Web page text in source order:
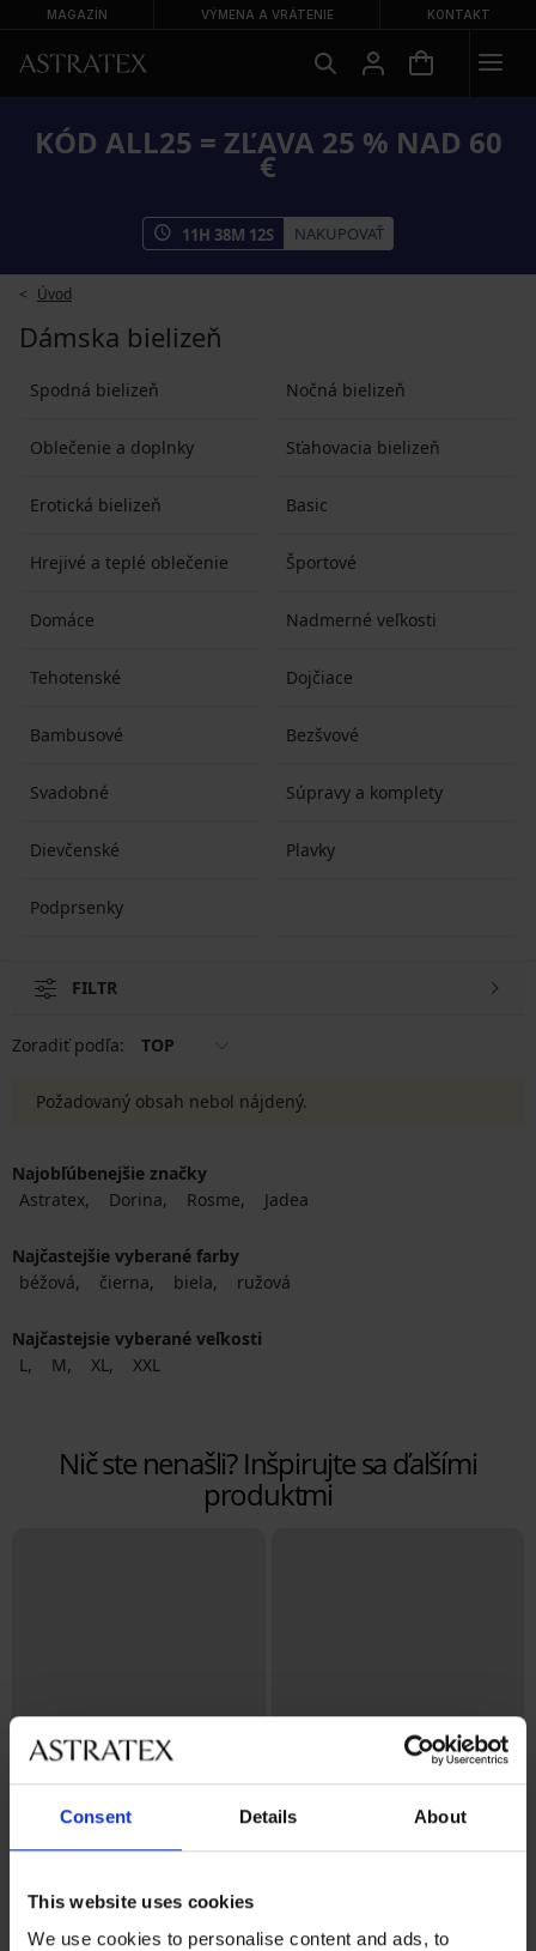
Consent Details About
This website uses cookies
We use cookies to personalise content and ads, to
MAGAZÍN VÝMENA A VRÁTENIE KONTAKT
KÓD ALL25 = ZĽAVA 25 % NAD 60
€
11H 38M 11S NAKUPOVAŤ
Úvod
Dámska bielizeň
Spodná bielizeň Nočná bielizeň
Oblečenie a doplnky Sťahovacia bielizeň
Erotická bielizeň Basic
Hrejivé a teplé oblečenie Športové
Domáce Nadmerné veľkosti
Tehotenské Dojčiace
Bambusové Bezšvové
Svadobné Súpravy a komplety
Dievčenské Plavky
Podprsenky
FILTR
Zoradiť podľa: TOP
Požadovaný obsah nebol nájdený.
Najobľúbenejšie značky
Astratex
Dorina Rosme Jadea
Najčastejšie vyberané farby
béžová
čierna biela ružová
Najčastejsie vyberané veľkosti
L
M XL XXL
Nič ste nenašli? Inšpirujte sa ďalšími
produktmi
Bestseller
4,9